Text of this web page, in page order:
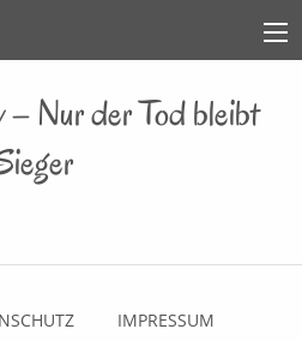
– Nur der Tod bleibt
IMPRESSUM